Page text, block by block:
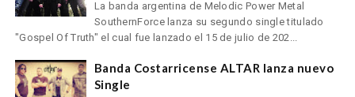
La banda argentina de Melodic Power Metal
SouthernForce lanza su segundo single titulado
"Gospel Of Truth" el cual fue lanzado el 15 de julio de 202...
Banda Costarricense ALTAR lanza nuevo
Single